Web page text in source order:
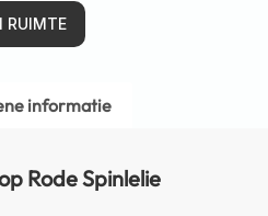
RUIMTE
informatie
Rode Spinlelie